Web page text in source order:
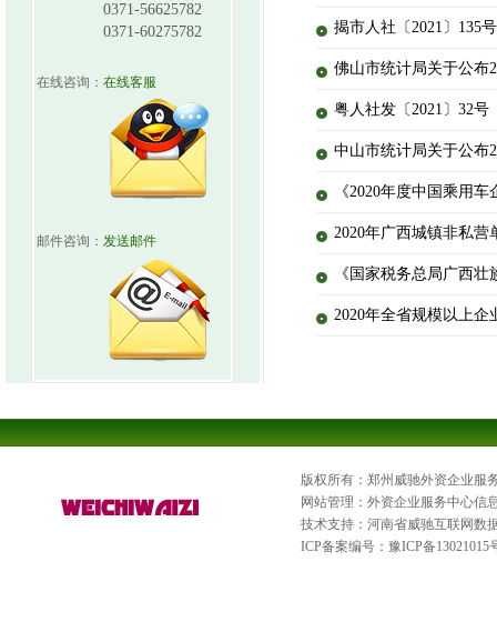
0371-56625782
0371-60275782
在线咨询： 在线客服
邮件咨询： 发送邮件
揭市人社〔2021〕135
佛山市统计局关于公布
粤人社发〔2021〕32
中山市统计局关于公布
《2020年度中国乘用车
2020年广西城镇非私营
《国家税务总局广西
2020年全省规模以上企
版权所有：郑州威驰外资企业服
网站管理：外资企业服务中心信
技术支持：河南省威驰互联网数
ICP备案编号： 豫ICP备13021015